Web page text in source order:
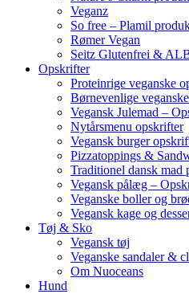
Veganz
So free – Plamil
Rømer Vegan
Seitz Glutenfrei &
Opskrifter
Proteinrige veganske
Børnevenlige
Vegansk Julemad –
Nytårsmenu opskrifter
Vegansk burger
Pizzatoppings &
Traditionel dansk mad
Vegansk pålæg –
Veganske boller og
Vegansk kage og
Tøj & Sko
Vegansk tøj
Veganske sandaler &
Om Nuoceans
Hund